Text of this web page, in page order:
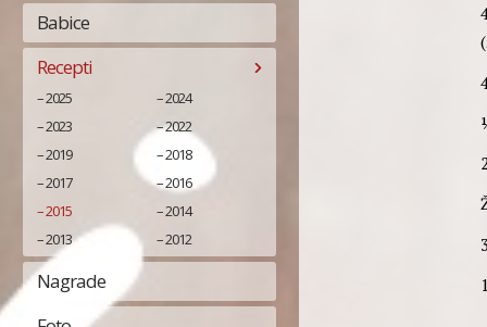
Babice
Recepti
2025
2024
2023
2022
2019
2018
2017
2016
2015
2014
2013
2012
Nagrade